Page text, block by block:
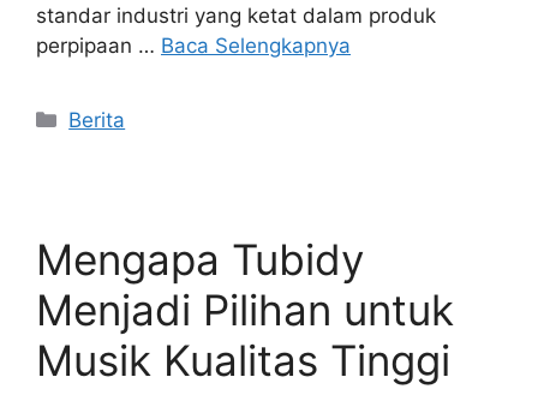
standar industri yang ketat dalam produk
perpipaan … Baca Selengkapnya
Kategori
Berita
Mengapa Tubidy
Menjadi Pilihan untuk
Musik Kualitas Tinggi